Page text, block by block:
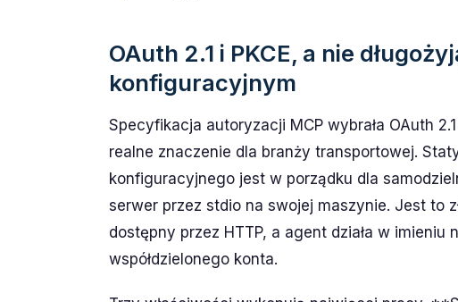
OAuth 2.1 i PKCE, a nie
konfiguracyjnym
Specyfikacja autoryzacji MCP wybrała OAuth
realne znaczenie dla branży transportowej.
konfiguracyjnego jest w porządku dla
serwer przez stdio na swojej maszynie. Jest to
dostępny przez HTTP, a agent działa w
współdzielonego konta.